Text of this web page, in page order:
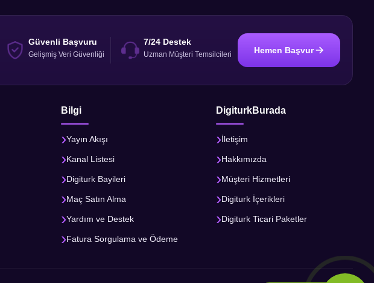
Güvenli Başvuru
Gelişmiş Veri Güvenliği
7/24 Destek
Uzman Müşteri Temsilcileri Hemen Başvur
Bilgi
Yayın Akışı
Kanal Listesi
Digiturk Bayileri
Maç Satın Alma
Yardım ve Destek
Fatura Sorgulama ve Ödeme
DigiturkBurada
İletişim
Hakkımızda
Müşteri Hizmetleri
Digiturk İçerikleri
Digiturk Ticari Paketler